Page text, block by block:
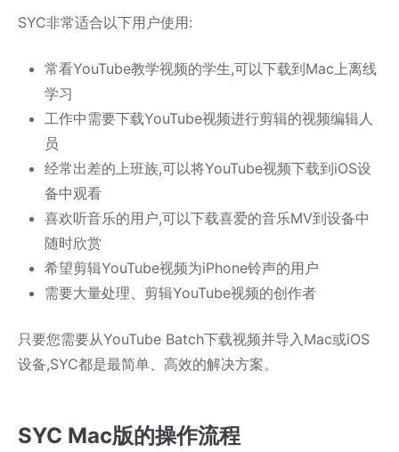
SYC非常适合以下用户使用:
常看YouTube教学视频的学生,可以下载到Mac上离线
学习
工作中需要下载YouTube视频进行剪辑的视频编辑人
员
经常出差的上班族,可以将YouTube视频下载到iOS设
备中观看
喜欢听音乐的用户,可以下载喜爱的音乐MV到设备中
随时欣赏
希望剪辑YouTube视频为iPhone铃声的用户
需要大量处理、剪辑YouTube视频的创作者
只要您需要从YouTube Batch下载视频并导入Mac或iOS
设备,SYC都是最简单、高效的解决方案。
SYC Mac版的操作流程